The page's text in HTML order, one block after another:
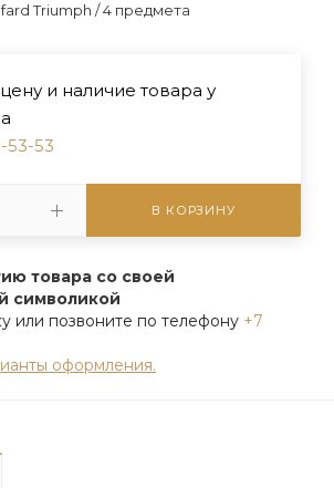
Triumph / 4 предмета
и наличие товара у
53-53
В КОРЗИНУ
товара со своей
символикой
или позвоните по телефону +7
оформления.